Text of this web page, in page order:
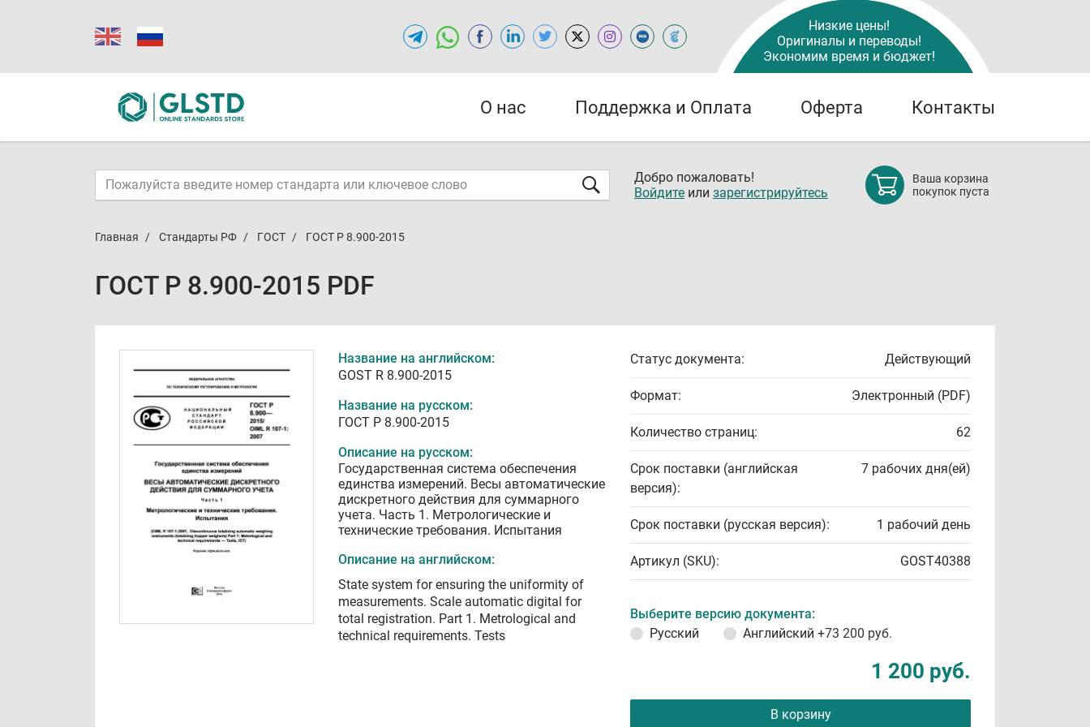
Низкие цены!
Оригиналы и переводы!
Экономим время и бюджет!
О нас Поддержка и Оплата Оферта Контакты
Добро пожаловать!
Войдите или зарегистрируйтесь
Ваша корзина
покупок пуста
Главная Стандарты РФ ГОСТ ГОСТ Р 8.900-2015
ГОСТ Р 8.900-2015 PDF
Название на английском:
GOST R 8.900-2015
Название на русском:
ГОСТ Р 8.900-2015
Описание на русском:
Государственная система обеспечения
единства измерений. Весы автоматические
дискретного действия для суммарного
учета. Часть 1. Метрологические и
технические требования. Испытания
Описание на английском:
State system for ensuring the uniformity of
measurements. Scale automatic digital for
total registration. Part 1. Metrological and
technical requirements. Tests
Статус документа: Действующий
Формат: Электронный (PDF)
Количество страниц: 62
Срок поставки (английская
версия):
7 рабочих дня(ей)
Срок поставки (русская версия): 1 рабочий день
Артикул (SKU): GOST40388
Выберите версию документа:
Русский
Английский +73 200 руб.
1 200 руб.
В корзину